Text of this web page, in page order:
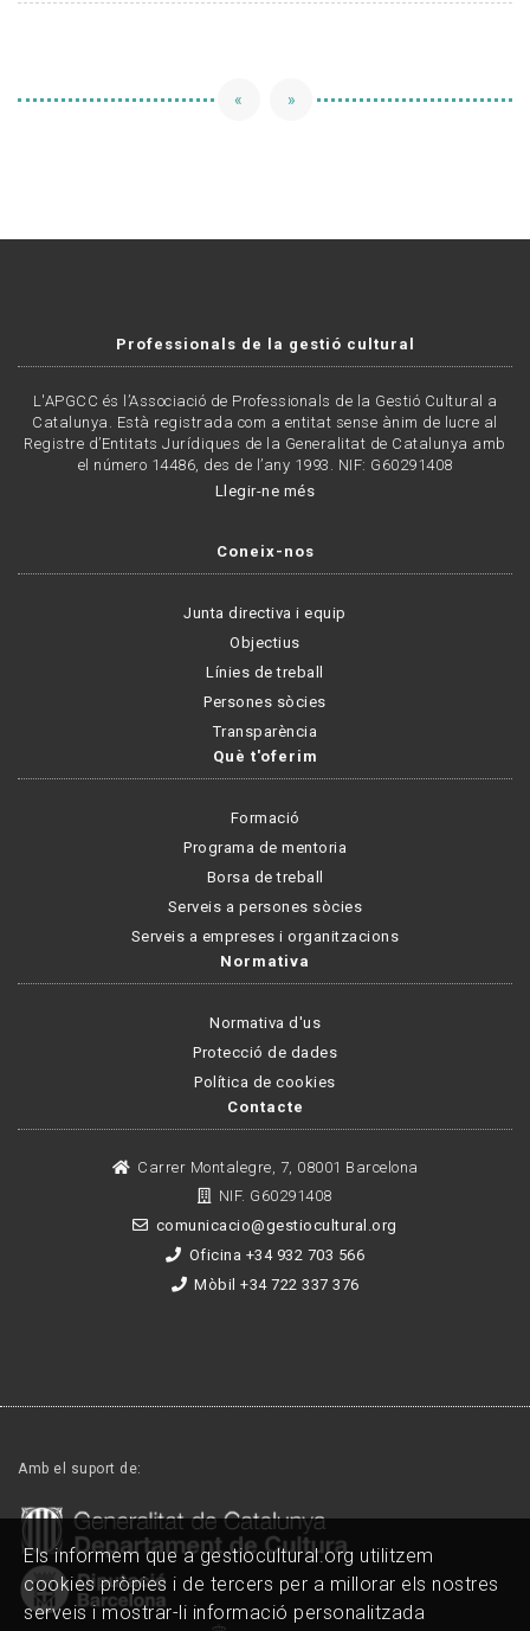
« »
Professionals de la gestió cultural
L'APGCC és l’Associació de Professionals de la Gestió Cultural a
Catalunya. Està registrada com a entitat sense ànim de lucre al
Registre d’Entitats Jurídiques de la Generalitat de Catalunya amb
el número 14486, des de l’any 1993. NIF: G60291408
Llegir-ne més
Coneix-nos
Junta directiva i equip
Objectius
Línies de treball
Persones sòcies
Transparència
Què t'oferim
Formació
Programa de mentoria
Borsa de treball
Serveis a persones sòcies
Serveis a empreses i organitzacions
Normativa
Normativa d'us
Protecció de dades
Política de cookies
Contacte
Carrer Montalegre, 7, 08001 Barcelona
NIF. G60291408
comunicacio@gestiocultural.org
Oficina +34 932 703 566
Mòbil +34 722 337 376
Amb el suport de:
Els informem que a gestiocultural.org utilitzem
cookies pròpies i de tercers per a millorar els nostres
serveis i mostrar-li informació personalitzada